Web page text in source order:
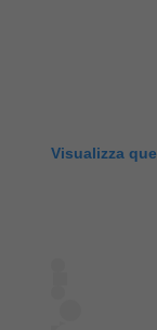
Visualizza